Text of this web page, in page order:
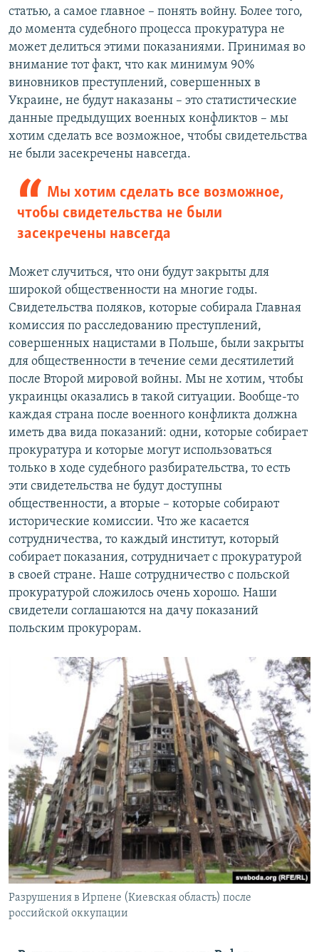
статью, а самое главное – понять войну. Более того,
до момента судебного процесса прокуратура не
может делиться этими показаниями. Принимая во
внимание тот факт, что как минимум 90%
виновников преступлений, совершенных в
Украине, не будут наказаны – это статистические
данные предыдущих военных конфликтов – мы
хотим сделать все возможное, чтобы свидетельства
не были засекречены навсегда.
Мы хотим сделать все возможное,
чтобы свидетельства не были
засекречены навсегда
Может случиться, что они будут закрыты для
широкой общественности на многие годы.
Свидетельства поляков, которые собирала Главная
комиссия по расследованию преступлений,
совершенных нацистами в Польше, были закрыты
для общественности в течение семи десятилетий
после Второй мировой войны. Мы не хотим, чтобы
украинцы оказались в такой ситуации. Вообще-то
каждая страна после военного конфликта должна
иметь два вида показаний: одни, которые собирает
прокуратура и которые могут использоваться
только в ходе судебного разбирательства, то есть
эти свидетельства не будут доступны
общественности, а вторые – которые собирают
исторические комиссии. Что же касается
сотрудничества, то каждый институт, который
собирает показания, сотрудничает с прокуратурой
в своей стране. Наше сотрудничество с польской
прокуратурой сложилось очень хорошо. Наши
свидетели соглашаются на дачу показаний
польским прокурорам.
Разрушения в Ирпене (Киевская область) после
российской оккупации